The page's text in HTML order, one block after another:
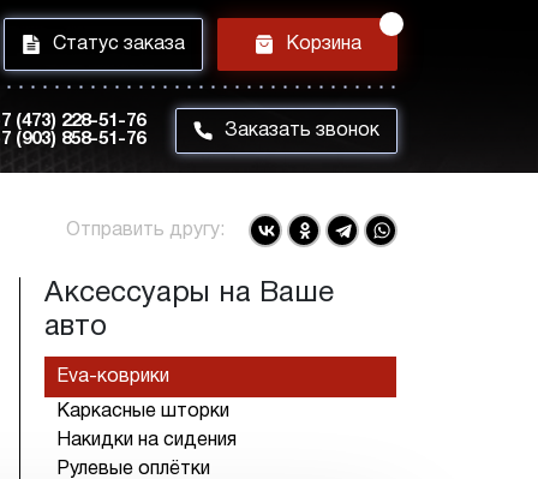
i Статус заказа h Корзина
(473) 228-51-76
(903) 858-51-76
m Заказать звонок
Отправить другу:
Аксессуары на Ваше
авто
Eva-коврики
Каркасные шторки
Накидки на сидения
Рулевые оплётки